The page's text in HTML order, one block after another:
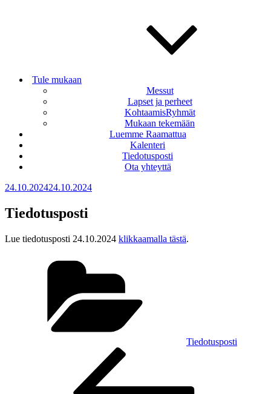
Tule mukaan
Messut
Lapset ja perheet
KohtaamisRyhmät
Mukaan tekemään
Luemme Raamattua
Kalenteri
Tiedotusposti
Ota yhteyttä
Julkaistu
24.10.202424.10.2024
Tiedotusposti
Lue tiedotusposti 24.10.2024 klikkaamalla tästä.
Tiedotusposti